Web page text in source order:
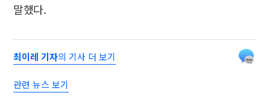
말했다.
최이레 기자의 기사 더 보기
관련 뉴스 보기